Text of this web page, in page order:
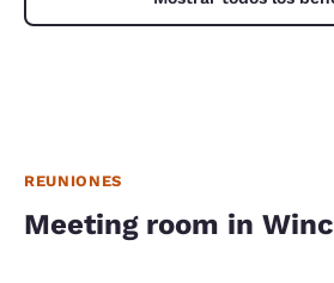
REUNIONES
Meeting room in